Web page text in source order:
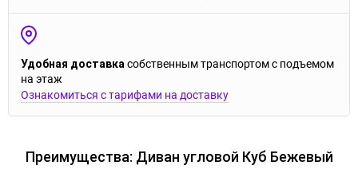
Удобная доставка собственным транспортом с подъемом
на этаж
Ознакомиться с тарифами на доставку
Преимущества: Диван угловой Куб Бежевый